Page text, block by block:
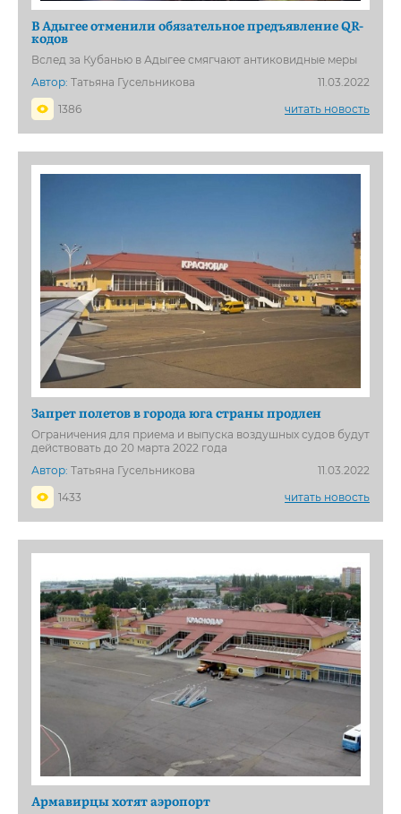
В Адыгее отменили обязательное предъявление QR-
кодов
Вслед за Кубанью в Адыгее смягчают антиковидные меры
Автор: Татьяна Гусельникова
11.03.2022
1386
читать новость
Запрет полетов в города юга страны продлен
Ограничения для приема и выпуска воздушных судов будут
действовать до 20 марта 2022 года
Автор: Татьяна Гусельникова
11.03.2022
1433
читать новость
Армавирцы хотят аэропорт